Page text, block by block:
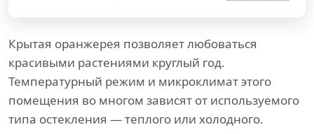
Крытая оранжерея позволяет любоваться
красивыми растениями круглый год.
Температурный режим и микроклимат этого
помещения во многом зависят от используемого
типа остекления — теплого или холодного.